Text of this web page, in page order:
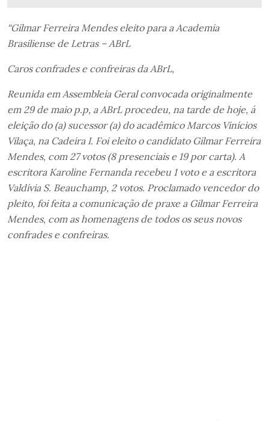
“Gilmar Ferreira Mendes eleito para a Academia
Brasiliense de Letras – ABrL
Caros confrades e confreiras da ABrL,
Reunida em Assembleia Geral convocada originalmente
em 29 de maio p.p, a ABrL procedeu, na tarde de hoje, á
eleição do (a) sucessor (a) do acadêmico Marcos Vinícios
Vilaça, na Cadeira I. Foi eleito o candidato Gilmar Ferreira
Mendes, com 27 votos (8 presenciais e 19 por carta). A
escritora Karoline Fernanda recebeu 1 voto e a escritora
Valdívia S. Beauchamp, 2 votos. Proclamado vencedor do
pleito, foi feita a comunicação de praxe a Gilmar Ferreira
Mendes, com as homenagens de todos os seus novos
confrades e confreiras.